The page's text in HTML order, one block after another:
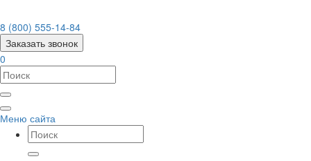
8 (800) 555-14-84
Заказать звонок
0
Меню сайта